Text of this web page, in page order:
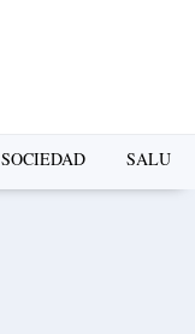
SOCIEDAD SALUD